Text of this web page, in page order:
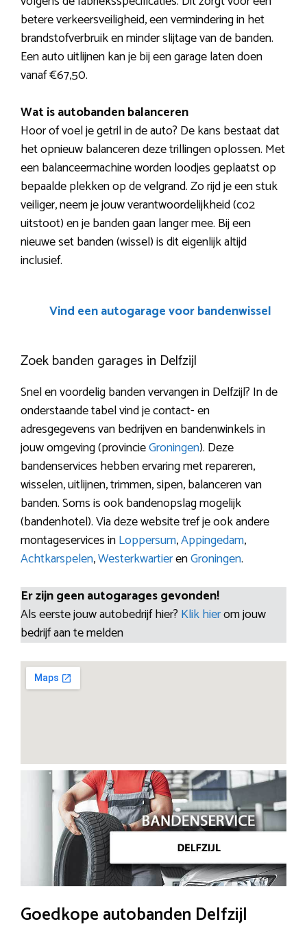
betere verkeersveiligheid, een vermindering in het
brandstofverbruik en minder slijtage van de banden.
Een auto uitlijnen kan je bij een garage laten doen
vanaf €67,50.
Wat is autobanden balanceren
Hoor of voel je getril in de auto? De kans bestaat dat
het opnieuw balanceren deze trillingen oplossen. Met
een balanceermachine worden loodjes geplaatst op
bepaalde plekken op de velgrand. Zo rijd je een stuk
veiliger, neem je jouw verantwoordelijkheid (co2
uitstoot) en je banden gaan langer mee. Bij een
nieuwe set banden (wissel) is dit eigenlijk altijd
inclusief.
Vind een autogarage voor bandenwissel
Zoek banden garages in Delfzijl
Snel en voordelig banden vervangen in Delfzijl? In de
onderstaande tabel vind je contact- en
adresgegevens van bedrijven en bandenwinkels in
jouw omgeving (provincieGroningen). Deze
bandenservices hebben ervaring met repareren,
wisselen, uitlijnen, trimmen, sipen, balanceren van
banden. Soms is ook bandenopslag mogelijk
(bandenhotel). Via deze website tref je ook andere
montageservices inLoppersum,Appingedam,
Achtkarspelen,WesterkwartierenGroningen.
Er zijn geen autogarages gevonden!
Als eerste jouw autobedrijf hier? Klik hierom jouw
bedrijf aan te melden
Goedkope autobanden Delfzijl